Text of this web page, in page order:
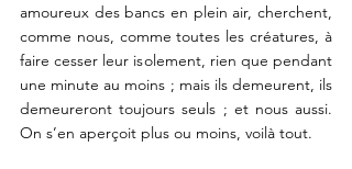
amoureux des bancs en plein air, cherchent,
comme nous, comme toutes les créatures, à
faire cesser leur isolement, rien que pendant
une minute au moins ; mais ils demeurent, ils
demeureront toujours seuls ; et nous aussi.
On s’en aperçoit plus ou moins, voilà tout.